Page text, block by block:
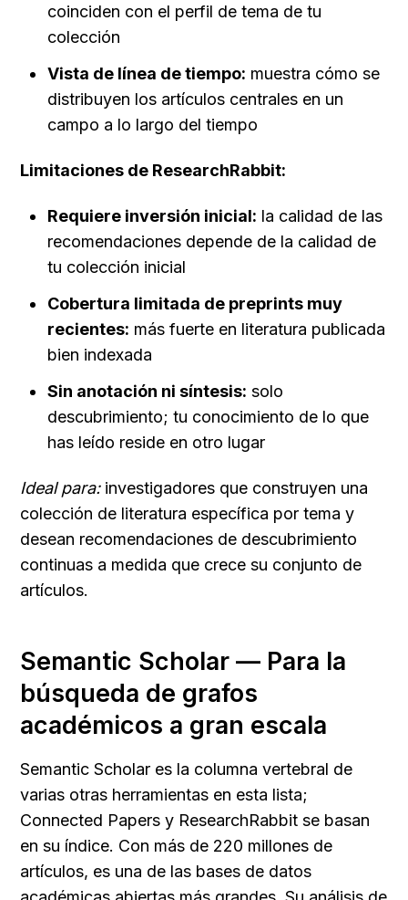
coinciden con el perfil de tema de tu
colección
Vista de línea de tiempo: muestra cómo se
distribuyen los artículos centrales en un
campo a lo largo del tiempo
Limitaciones de ResearchRabbit:
Requiere inversión inicial: la calidad de las
recomendaciones depende de la calidad de
tu colección inicial
Cobertura limitada de preprints muy
recientes: más fuerte en literatura publicada
bien indexada
Sin anotación ni síntesis: solo
descubrimiento; tu conocimiento de lo que
has leído reside en otro lugar
Ideal para: investigadores que construyen una
colección de literatura específica por tema y
desean recomendaciones de descubrimiento
continuas a medida que crece su conjunto de
artículos.
Semantic Scholar — Para la
búsqueda de grafos
académicos a gran escala
Semantic Scholar es la columna vertebral de
varias otras herramientas en esta lista;
Connected Papers y ResearchRabbit se basan
en su índice. Con más de 220 millones de
artículos, es una de las bases de datos